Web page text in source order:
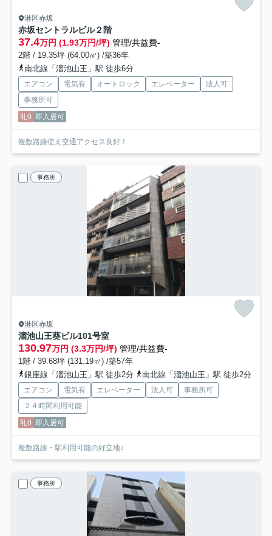
港区赤坂
赤坂セントラルビル２階
37.4万円 (1.93万円/坪) 管理/共益費-
2階 / 19.35坪 (64.00㎡) /築36年
南北線「溜池山王」駅 徒歩6分
エアコン 電気有 オートロック エレベーター
法人可
事務所可
礼0 即入居可
複数路線使え交通アクセス良好！
事務所
港区赤坂
溜池山王葵ビル101号室
130.97万円 (3.3万円/坪) 管理/共益費-
1階 / 39.68坪 (131.19㎡) /築57年
銀座線「溜池山王」駅 徒歩2分
南北線「溜池山王」駅 徒歩2分
エアコン 電気有 エレベーター 法人可
事務所可
２４時間利用可能
礼0 即入居可
複数路線・駅利用可能の好立地♪
事務所